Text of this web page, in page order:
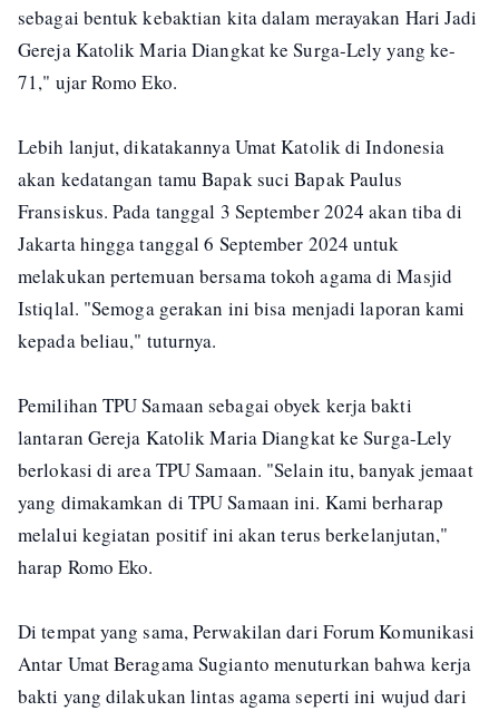
sebagai bentuk kebaktian kita dalam merayakan Hari Jadi
Gereja Katolik Maria Diangkat ke Surga-Lely yang ke-
71," ujar Romo Eko.
Lebih lanjut, dikatakannya Umat Katolik di Indonesia
akan kedatangan tamu Bapak suci Bapak Paulus
Fransiskus. Pada tanggal 3 September 2024 akan tiba di
Jakarta hingga tanggal 6 September 2024 untuk
melakukan pertemuan bersama tokoh agama di Masjid
Istiqlal. "Semoga gerakan ini bisa menjadi laporan kami
kepada beliau," tuturnya.
Pemilihan TPU Samaan sebagai obyek kerja bakti
lantaran Gereja Katolik Maria Diangkat ke Surga-Lely
berlokasi di area TPU Samaan. "Selain itu, banyak jemaat
yang dimakamkan di TPU Samaan ini. Kami berharap
melalui kegiatan positif ini akan terus berkelanjutan,"
harap Romo Eko.
Di tempat yang sama, Perwakilan dari Forum Komunikasi
Antar Umat Beragama Sugianto menuturkan bahwa kerja
bakti yang dilakukan lintas agama seperti ini wujud dari